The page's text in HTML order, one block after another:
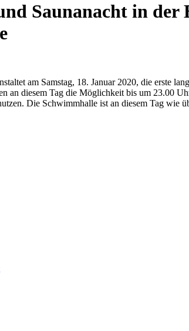
Saunanacht in der
am Samstag, 18. Januar 2020, die erste
an diesem Tag die Möglichkeit bis um 23.00
Die Schwimmhalle ist an diesem Tag wie